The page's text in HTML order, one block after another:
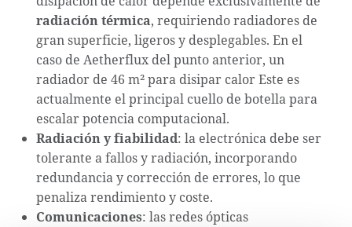
radiación térmica, requiriendo radiadores de
gran superficie, ligeros y desplegables. En el
caso de Aetherflux del punto anterior, un
radiador de 46 m² para disipar calor Este es
actualmente el principal cuello de botella para
escalar potencia computacional.
Radiación y fiabilidad: la electrónica debe ser
tolerante a fallos y radiación, incorporando
redundancia y corrección de errores, lo que
penaliza rendimiento y coste.
Comunicaciones: las redes ópticas